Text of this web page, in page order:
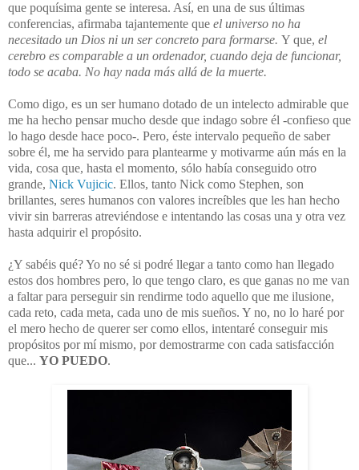
que poquísima gente se interesa. Así, en una de sus últimas
conferencias, afirmaba tajantemente que el universo no ha
necesitado un Dios ni un ser concreto para formarse. Y que, el
cerebro es comparable a un ordenador, cuando deja de funcionar,
todo se acaba. No hay nada más allá de la muerte.
Como digo, es un ser humano dotado de un intelecto admirable que
me ha hecho pensar mucho desde que indago sobre él -confieso que
lo hago desde hace poco-. Pero, éste intervalo pequeño de saber
sobre él, me ha servido para plantearme y motivarme aún más en la
vida, cosa que, hasta el momento, sólo había conseguido otro
grande, Nick Vujicic. Ellos, tanto Nick como Stephen, son
brillantes, seres humanos con valores increíbles que les han hecho
vivir sin barreras atreviéndose e intentando las cosas una y otra vez
hasta adquirir el propósito.
¿Y sabéis qué? Yo no sé si podré llegar a tanto como han llegado
estos dos hombres pero, lo que tengo claro, es que ganas no me van
a faltar para perseguir sin rendirme todo aquello que me ilusione,
cada reto, cada meta, cada uno de mis sueños. Y no, no lo haré por
el mero hecho de querer ser como ellos, intentaré conseguir mis
propósitos por mí mismo, por demostrarme con cada satisfacción
que... YO PUEDO.